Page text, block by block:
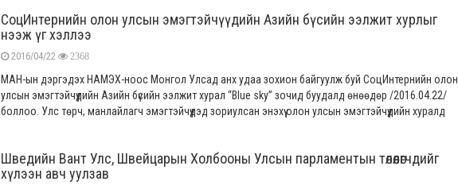
СоцИнтернийн олон улсын эмэгтэйчүүдийн Азийн бүсийн ээлжит хурлыг
нээж үг хэллээ
2016/04/22 2368
МАН-ын дэргэдэх НАМЭХ-ноос Монгол Улсад анх удаа зохион байгуулж буй СоцИнтернийн олон
улсын эмэгтэйчүүдийн Азийн бүсийн ээлжит хурал “Blue sky” зочид буудалд өнөөдөр /2016.04.22/
боллоо. Улс төрч, манлайлагч эмэгтэйчүүдэд зориулсан энэхүү олон улсын эмэгтэйчүүдийн хуралд
Шведийн Вант Улс, Швейцарын Холбооны Улсын парламентын төлөөлөгчдийг
хүлээн авч уулзав